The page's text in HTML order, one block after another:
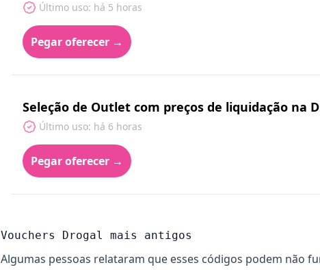
Último uso: há 5 horas
Pegar oferecer →
Seleção de Outlet com preços de liquidação na
Último uso: há 6 horas
Pegar oferecer →
Vouchers Drogal mais antigos
Algumas pessoas relataram que esses códigos podem não